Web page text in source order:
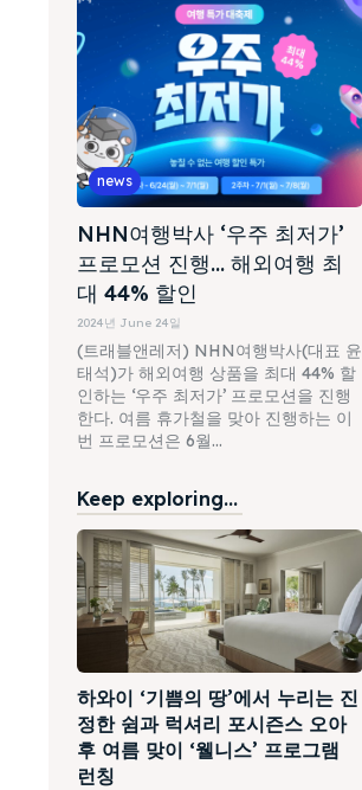
news
NHN여행박사 ‘우주 최저가’
프로모션 진행… 해외여행 최
대 44% 할인
2024년 June 24일
(트래블앤레저) NHN여행박사(대표 윤
태석)가 해외여행 상품을 최대 44% 할
인하는 ‘우주 최저가’ 프로모션을 진행
한다. 여름 휴가철을 맞아 진행하는 이
번 프로모션은 6월...
Keep exploring...
하와이 ‘기쁨의 땅’에서 누리는 진
정한 쉼과 럭셔리 포시즌스 오아
후 여름 맞이 ‘웰니스’ 프로그램
런칭